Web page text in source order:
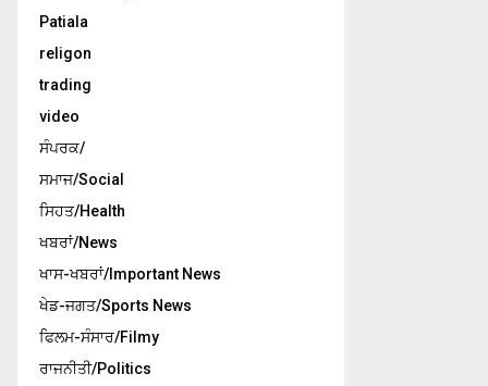
Patiala
religon
trading
video
ਸੰਪਰਕ/
ਸਮਾਜ/Social
ਸਿਹਤ/Health
ਖਬਰਾਂ/News
ਖਾਸ-ਖਬਰਾਂ/Important News
ਖੇਡ-ਜਗਤ/Sports News
ਫਿਲਮ-ਸੰਸਾਰ/Filmy
ਰਾਜਨੀਤੀ/Politics